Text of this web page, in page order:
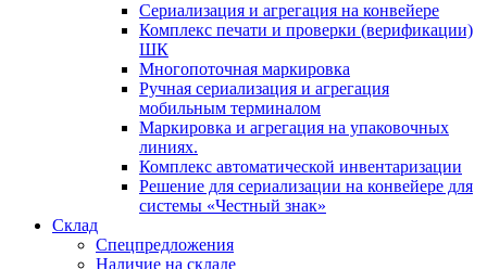
Сериализация и агрегация на конвейере
Комплекс печати и проверки (верификации)
ШК
Многопоточная маркировка
Ручная сериализация и агрегация
мобильным терминалом
Маркировка и агрегация на упаковочных
линиях.
Комплекс автоматической инвентаризации
Решение для сериализации на конвейере для
системы «Честный знак»
Склад
Спецпредложения
Наличие на складе